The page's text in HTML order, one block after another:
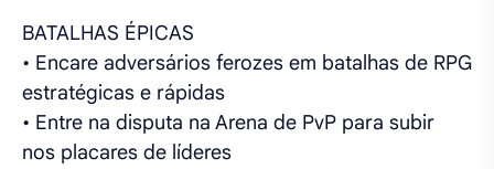
BATALHAS ÉPICAS
• Encare adversários ferozes em batalhas de RPG
estratégicas e rápidas
• Entre na disputa na Arena de PvP para subir
nos placares de líderes